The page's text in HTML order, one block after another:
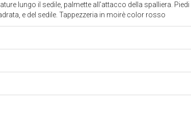
lungo il sedile, palmette all'attacco della spalliera.
e del sedile. Tappezzeria in moirè color rosso